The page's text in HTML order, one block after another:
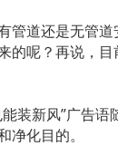
道还是无管
呢？再说，
装新风”广告
化目的。